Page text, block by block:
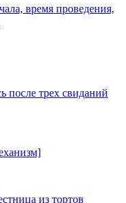
время проведения,
после трех свиданий
из тортов